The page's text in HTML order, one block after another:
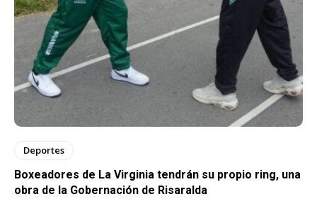
Deportes
Boxeadores de La Virginia tendrán su propio ring, una
obra de la Gobernación de Risaralda